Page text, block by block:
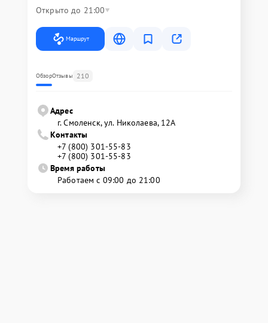
Открыто до 21:00
Маршрут
ОбзорОтзывы 210
Адрес
г. Смоленск, ул. Николаева, 12А
Контакты
+7 (800) 301-55-83
+7 (800) 301-55-83
Время работы
Работаем с 09:00 до 21:00